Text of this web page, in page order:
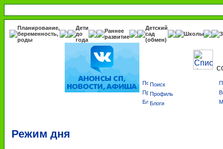
Планирование,
беременность,
роды
Дети
до
года
Раннее
развитие
Детский
сад
(обмен)
Школы
Поиск
Профиль
Блоги
Режим дня